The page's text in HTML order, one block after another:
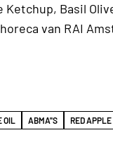
Basil
van RAI
OIL ABMA''S RED